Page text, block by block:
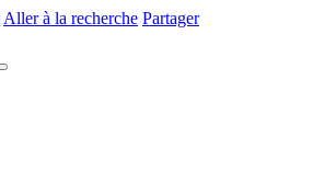
Aller à la recherche Partager